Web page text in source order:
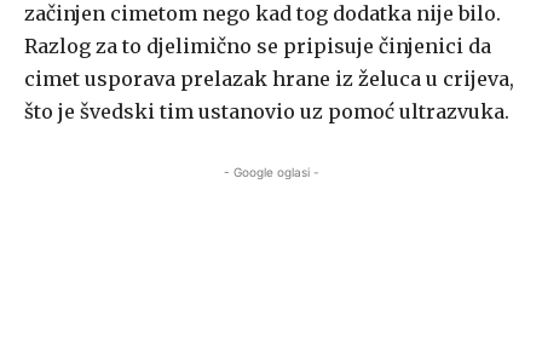
začinjen cimetom nego kad tog dodatka nije bilo.
Razlog za to djelimično se pripisuje činjenici da
cimet usporava prelazak hrane iz želuca u crijeva,
što je švedski tim ustanovio uz pomoć ultrazvuka.
- Google oglasi -